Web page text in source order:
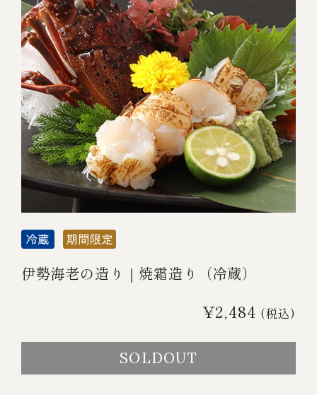
伊勢海老の造り｜焼霜造り（冷蔵）
¥2,484 (税込)
SOLDOUT